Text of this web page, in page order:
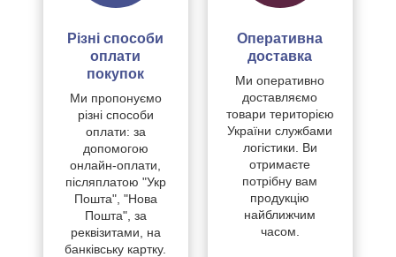
Різні способи
оплати
покупок
Ми пропонуємо
різні способи
оплати: за
допомогою
онлайн-оплати,
післяплатою "Укр
Пошта", "Нова
Пошта", за
реквізитами, на
банківську картку.
Оперативна
доставка
Ми оперативно
доставляємо
товари територією
України службами
логістики. Ви
отримаєте
потрібну вам
продукцію
найближчим
часом.